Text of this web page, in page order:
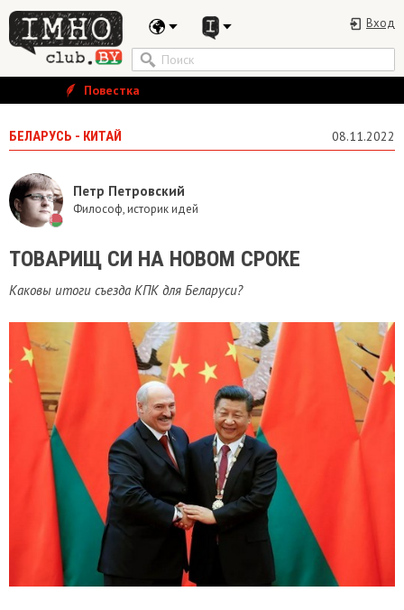
Вход
Повестка
БЕЛАРУСЬ - КИТАЙ 08.11.2022
Петр Петровский
Философ, историк идей
ТОВАРИЩ СИ НА НОВОМ СРОКЕ
Каковы итоги съезда КПК для Беларуси?